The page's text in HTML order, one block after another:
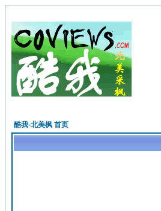
酷我-北美枫 首页